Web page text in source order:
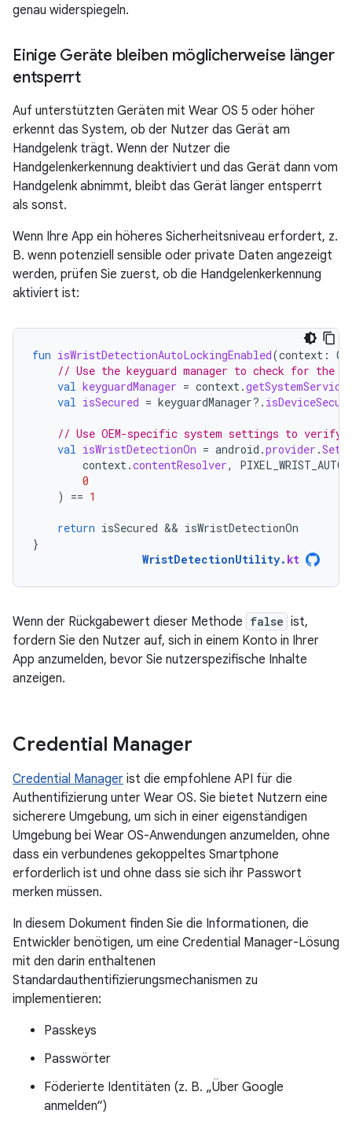
genau widerspiegeln.
Einige Geräte bleiben möglicherweise länger
entsperrt
Auf unterstützten Geräten mit Wear OS 5 oder höher
erkennt das System, ob der Nutzer das Gerät am
Handgelenk trägt. Wenn der Nutzer die
Handgelenkerkennung deaktiviert und das Gerät dann vom
Handgelenk abnimmt, bleibt das Gerät länger entsperrt
als sonst.
Wenn Ihre App ein höheres Sicherheitsniveau erfordert, z.
B. wenn potenziell sensible oder private Daten angezeigt
werden, prüfen Sie zuerst, ob die Handgelenkerkennung
aktiviert ist:
fun isWristDetectionAutoLockingEnabled(context :
// Use the keyguard manager to check for the
val keyguardManager = context.
val isSecured = keyguardManager?.
// Use OEM-specific system settings to verify
val isWristDetectionOn = android .provider .
context.contentResolver,
0
)
== 1
return isSecured && isWristDetectionOn
}
WristDetectionUtility. kt
Wenn der Rückgabewert dieser Methode false ist,
fordern Sie den Nutzer auf, sich in einem Konto in Ihrer
App anzumelden, bevor Sie nutzerspezifische Inhalte
anzeigen.
Credential Manager
Credential Manager ist die empfohlene API für die
Authentifizierung unter Wear OS. Sie bietet Nutzern eine
sicherere Umgebung, um sich in einer eigenständigen
Umgebung bei Wear OS-Anwendungen anzumelden, ohne
dass ein verbundenes gekoppeltes Smartphone
erforderlich ist und ohne dass sie sich ihr Passwort
merken müssen.
In diesem Dokument finden Sie die Informationen, die
Entwickler benötigen, um eine Credential Manager-Lösung
mit den darin enthaltenen
Standardauthentifizierungsmechanismen zu
implementieren:
Passkeys
Passwörter
Föderierte Identitäten (z. B. „Über Google
anmelden“)